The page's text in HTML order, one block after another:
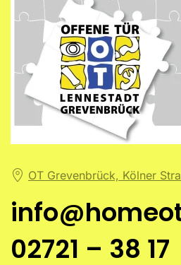
OT Grevenbrück, Kölner
02721 – 38 17